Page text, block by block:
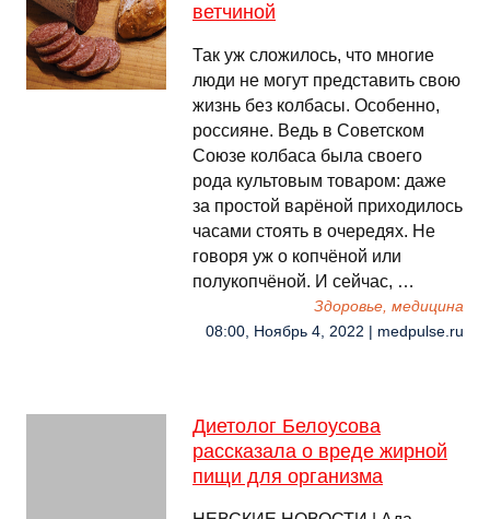
ветчиной
Так уж сложилось, что многие
люди не могут представить свою
жизнь без колбасы. Особенно,
россияне. Ведь в Советском
Союзе колбаса была своего
рода культовым товаром: даже
за простой варёной приходилось
часами стоять в очередях. Не
говоря уж о копчёной или
полукопчёной. И сейчас, …
Здоровье, медицина
08:00, Ноябрь 4, 2022 | medpulse.ru
Диетолог Белоусова
рассказала о вреде жирной
пищи для организма